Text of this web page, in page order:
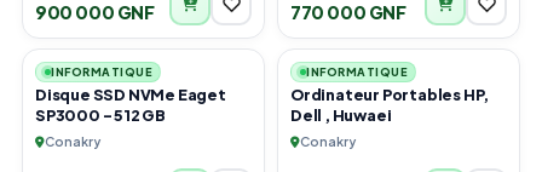
900 000 GNF 770 000 GNF
1
INFORMATIQUE
Disque SSD NVMe Eaget
SP3000 – 512 GB
Conakry
2
INFORMATIQUE
Ordinateur Portables HP,
Dell , Huwaei
Conakry